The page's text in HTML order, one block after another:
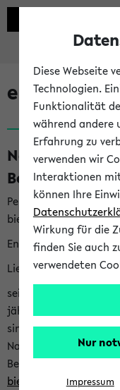
eKVV News
Per E-Mail eingestellt
bielefeld.de an den
English version below
Liebe Studierende,
seit 2023 verleiht das
jährlich den
sind herzlich
Nachhaltigkeitsbüro
Bewerbung dieses
bielefeld.de/
Diese Webseite
Technologien.
Funktionalität
während andere
Erfahrung zu
verwenden wir
Interaktionen
können Ihre
Wirkung für die
finden Sie auch
verwendeten
Nur
Impressum